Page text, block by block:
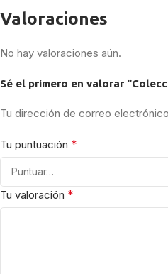
Valoraciones
No hay valoraciones aún.
Sé el primero en valorar
Tu dirección de correo
Tu puntuación *
Tu valoración *